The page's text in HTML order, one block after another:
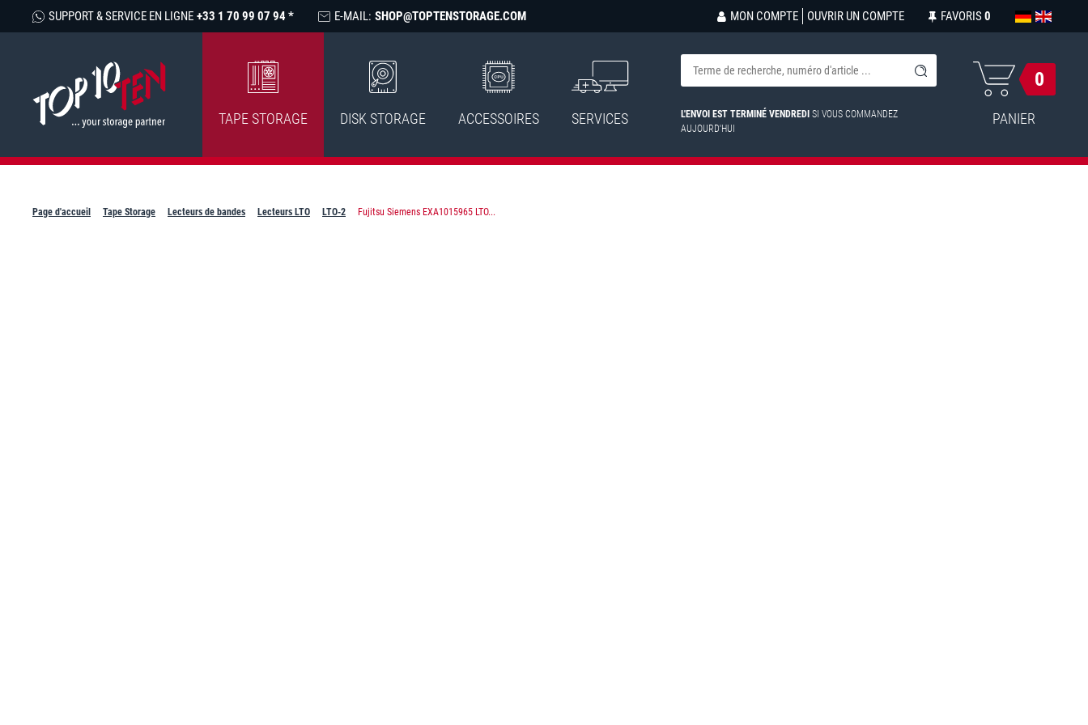
SUPPORT & SERVICE EN LIGNE +33 1 70 99 07 94 * E-MAIL: SHOP@TOPTENSTORAGE.COM MON COMPTE OUVRIR UN COMPTE FAVORIS 0
TAPE STORAGE DISK STORAGE ACCESSOIRES SERVICES L'ENVOI EST TERMINÉ VENDREDI SI VOUS COMMANDEZ
AUJOURD'HUI
0
PANIER
Page d'accueil Tape Storage Lecteurs de bandes Lecteurs LTO LTO-2 Fujitsu Siemens EXA1015965 LTO...